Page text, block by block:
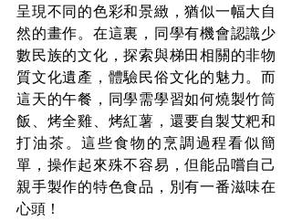
呈現不同的色彩和景緻，猶似一幅大自
然的畫作。在這裏，同學有機會認識少
數民族的文化，探索與梯田相關的非物
質文化遺產，體驗民俗文化的魅力。而
這天的午餐，同學需學習如何燒製竹筒
飯、烤全雞、烤紅薯，還要自製艾粑和
打油茶。這些食物的烹調過程看似簡
單，操作起來殊不容易，但能品嚐自己
親手製作的特色食品，別有一番滋味在
心頭！